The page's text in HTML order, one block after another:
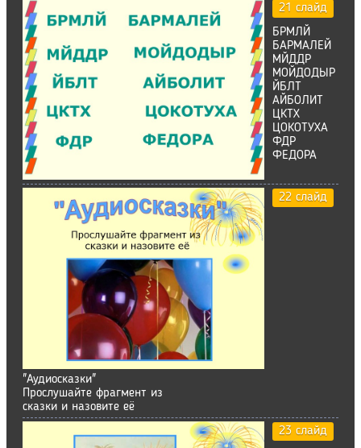
21 слайд
БРМЛЙ
БАРМАЛЕЙ
МЙДДР
МОЙДОДЫР
ЙБЛТ
АЙБОЛИТ
ЦКТХ
ЦОКОТУХА
ФДР
ФЕДОРА
22 слайд
"Аудиосказки"
Прослушайте фрагмент из
сказки и назовите её
23 слайд